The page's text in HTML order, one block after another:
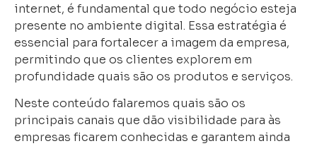
internet, é fundamental que todo negócio esteja
presente no ambiente digital. Essa estratégia é
essencial para fortalecer a imagem da empresa,
permitindo que os clientes explorem em
profundidade quais são os produtos e serviços.
Neste conteúdo falaremos quais são os
principais canais que dão visibilidade para às
empresas ficarem conhecidas e garantem ainda